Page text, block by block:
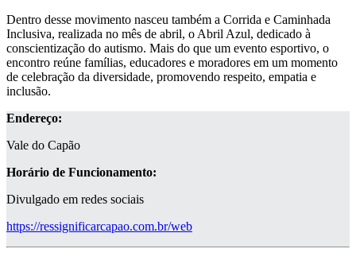
Dentro desse movimento nasceu também a Corrida e Caminhada
Inclusiva, realizada no mês de abril, o Abril Azul, dedicado à
conscientização do autismo. Mais do que um evento esportivo, o
encontro reúne famílias, educadores e moradores em um momento
de celebração da diversidade, promovendo respeito, empatia e
inclusão.
Endereço:
Vale do Capão
Horário de Funcionamento:
Divulgado em redes sociais
https://ressignificarcapao.com.br/web